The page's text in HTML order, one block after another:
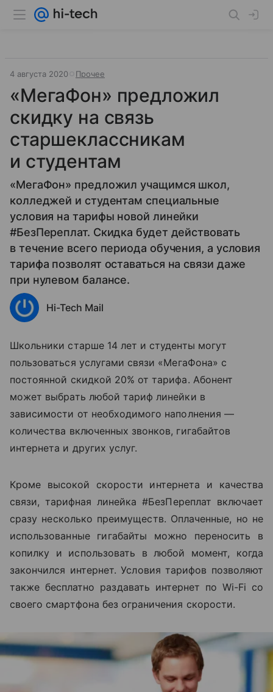
4 августа 2020 Прочее
«МегаФон» предложил
скидку на связь
старшеклассникам
и студентам
«МегаФон» предложил учащимся школ,
колледжей и студентам специальные
условия на тарифы новой линейки
#БезПереплат. Скидка будет действовать
в течение всего периода обучения, а условия
тарифа позволят оставаться на связи даже
при нулевом балансе.
Hi-Tech Mail
Школьники старше 14 лет и студенты могут
пользоваться услугами связи «МегаФона» с
постоянной скидкой 20% от тарифа. Абонент
может выбрать любой тариф линейки в
зависимости от необходимого наполнения —
количества включенных звонков, гигабайтов
интернета и других услуг.
Кроме высокой скорости интернета и качества
связи, тарифная линейка #БезПереплат включает
сразу несколько преимуществ. Оплаченные, но не
использованные гигабайты можно переносить в
копилку и использовать в любой момент, когда
закончился интернет. Условия тарифов позволяют
также бесплатно раздавать интернет по Wi-Fi со
своего смартфона без ограничения скорости.